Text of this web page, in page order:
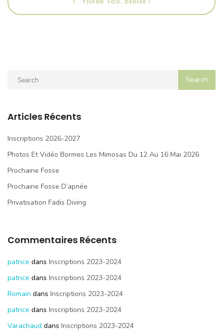
Articles Récents
Inscriptions 2026-2027
Photos Et Vidéo Bormes Les Mimosas Du 12 Au 16 Mai 2026
Prochaine Fosse
Prochaine Fosse D’apnée
Privatisation Fadis Diving
Commentaires Récents
patrice dans Inscriptions 2023-2024
patrice dans Inscriptions 2023-2024
Romain dans Inscriptions 2023-2024
patrice dans Inscriptions 2023-2024
Varachaud dans Inscriptions 2023-2024